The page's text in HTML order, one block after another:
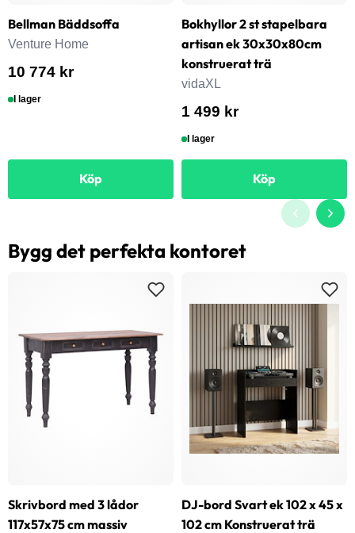
Bellman Bäddsoffa
Venture Home
10 774 kr
I lager
Köp
Bokhyllor 2 st stapelbara
artisan ek 30x30x80cm
konstruerat trä
vidaXL
1 499 kr
I lager
Köp
Bygg det perfekta kontoret
Skrivbord med 3 lådor
117x57x75 cm massiv
DJ-bord Svart ek 102 x 45 x
102 cm Konstruerat trä